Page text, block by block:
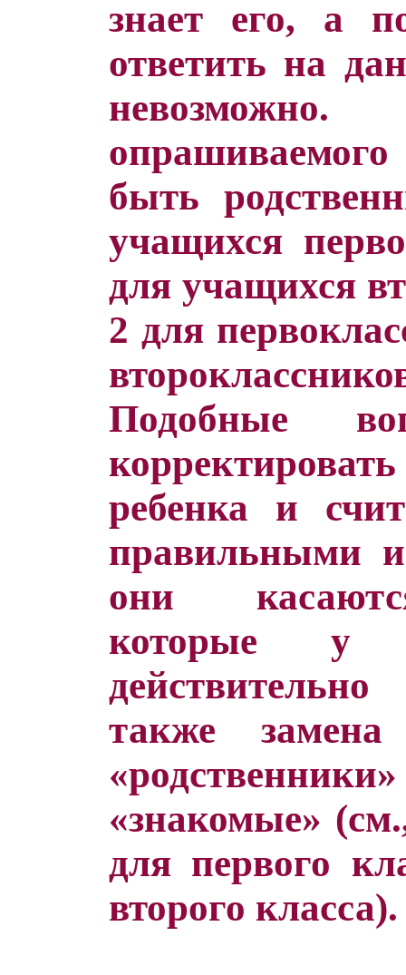
знает его, а
ответить на
быть
учащихся
для учащихся
2 для
Подобные
ребенка и
правильными
они
которые у
также
«знакомые»
для первого
второго класса).